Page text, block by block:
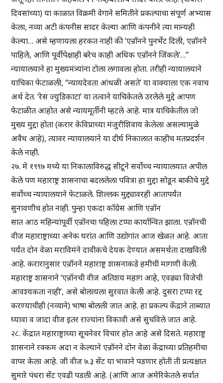
दिवसांच्या) या काळात विक्रमी वेगाने समितीने प्रकल्पाचा संपूर्ण अभ्यास
केला, नव्या अटी कंपनीस सादर केल्या आणि कंपनीने त्या मान्यही
केल्या… असे म्हणायला हरकत नाही की ‘एन्रॉनने पुनर्भेट दिली, एन्रॉनने
पाहिले, आणि पूर्वीपेक्षाही बरेच काही अधिक एन्रॉनने जिंकले’…”
न्यायालयाने हा मुख्यमंत्र्यांना टोला लगावला होता. तरीही न्यायालयाने
याचिका फेटाळली, “न्यायदेवता आंधळी असते’ या वाक्याला एक नवाच
अर्थ देत. ‘रेस ज्युडिकाटा’ या तत्वाने याचिकेतले उरलेले मुद्दे आपण
फेटाळीत आहोत असे न्यायमूर्तीनी म्हटले आहे. मात्र याचिकेतील जो
मुख्य मुद्दा होता (करार केविप्राच्या मंजुरीशिवाय केलेला असल्यामुळे
अवैध आहे), त्यावर न्यायालयाने या दीर्घ निकालात काहीच मतप्रदर्शन
केले नाही.
२७. मे १९९७ मध्ये या निकालाविरुद्ध सीटूने सर्वोच्च न्यायालयात अपील
केले पण महाराष्ट्र शासनाचा बदललेला पवित्रा हा मुद्दा सोडून बाकीचे मुद्दे
सर्वोच्च न्यायालयाने फेटाळले. शिल्लक मुद्द्यावरही आतापर्यंत
सुनावणीच होत नाही. पुन्हा एकदा काँग्रेस आणि एन्रॉन
सात आठ महिन्यांपूर्वी एन्रॉनचा पहिला टप्पा कार्यान्वित झाला. एन्रॉनची
वीज महाराष्ट्राच्या अनेक घरांत आणि उद्योगांत आज खेळत आहे. आता
पर्यंत दोन वेळा मराविमंने दावीकंचे देयक देण्यात असमर्थता दाखविली
आहे. करारानुसार एन्रॉनने महाराष्ट्र शासनाकडे हमीची मागणी केली.
महाराष्ट्र शासनाने ‘एन्रॉनची वीज अतिशय महाग आहे, एवढ्या विजेची
आवश्यकता नाही’, असे बोलायला सुरवात केली आहे. दुसरा टप्पा रद्द
करण्याचीही (नव्याने) भाषा बोलली जात आहे. हा प्रकल्प केंद्राने ताब्यात
घ्यावा व जादा वीज इतर राज्यांना विकावी असे सुचविले जात आहे.
२८. केंद्रात महाराष्ट्राच्या सूचनेवर विचार होत आहे असे दिसते. महाराष्ट्र
शासनाने रक्कम अदा न केल्याने एन्रॉनने दोन वेळा केंद्राच्या प्रतिहमीचा
वापर केला आहे. जी वीज ७.३ सेंट या भावाने पडणार होती ती प्रत्यक्षात
सुमारे पंधरा सेंट एवढी पडली आहे. (आणि आज अमेरिकेतले सर्वात